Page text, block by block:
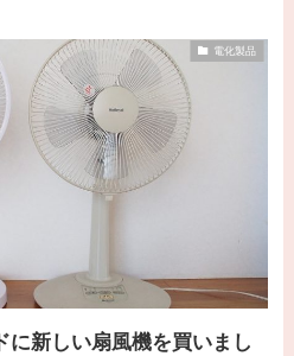
電化製品
に新しい扇風機を買いまし